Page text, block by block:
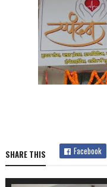
SHARE THIS Facebook